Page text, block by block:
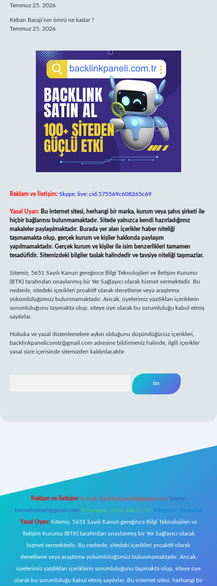
Temmuz 25, 2026
Keban Barajı’nın ömrü ne kadar ?
Temmuz 25, 2026
Reklam ve İletişim: Skype: live:.cid.575569c608265c69
Yasal Uyarı: Bu internet sitesi, herhangi bir marka, kurum veya şahıs şirketi ile
hiçbir bağlantısı bulunmamaktadır. Sitede yalnızca kendi hazırladığımız
makaleler paylaşılmaktadır. Burada yer alan içerikler haber niteliği
taşımamakta olup, gerçek kurum ve kişiler hakkında paylaşım
yapılmamaktadır. Gerçek kurum ve kişiler ile isim benzerlikleri tamamen
tesadüfidir. Sitemizdeki bilgiler taslak halindedir ve tavsiye niteliği taşımazlar.
Sitemiz, 5651 Sayılı Kanun gereğince Bilgi Teknolojileri ve İletişim Kurumu
(BTK) tarafından onaylanmış bir Yer Sağlayıcı olarak hizmet vermektedir. Bu
nedenle, sitedeki içerikleri proaktif olarak denetleme veya araştırma
yükümlülüğümüz bulunmamaktadır. Ancak, üyelerimiz yazdıkları içeriklerin
sorumluluğunu taşımakta olup, siteye üye olarak bu sorumluluğu kabul etmiş
sayılırlar.
Hukuka ve yasal düzenlemelere aykırı olduğunu düşündüğünüz içerikleri,
backlinkpanelicomtr@gmail.com adresine bildirmeniz halinde, ilgili içerikler
yasal süre içerisinde sitemizden kaldırılacaktır.
Reklam ve İletişim: E-mail: backlinkpaneli@gmail.com Teams:
forumhizmeti@gmail.com Whatsapp: 0262 606 0 726 Telegram: @karabul
Yasal Uyarı: Sitemiz, 5651 Sayılı Kanun gereğince Bilgi Teknolojileri ve
İletişim Kurumu (BTK) tarafından onaylanmış bir Yer Sağlayıcı olarak
hizmet vermektedir. Bu nedenle, sitedeki içerikleri proaktif olarak
denetleme veya araştırma yükümlülüğümüz bulunmamaktadır. Ancak,
üyelerimiz yazdıkları içeriklerin sorumluluğunu taşımakta olup, siteye üye
olarak bu sorumluluğu kabul etmiş sayılırlar. Bu internet sitesi, herhangi bir